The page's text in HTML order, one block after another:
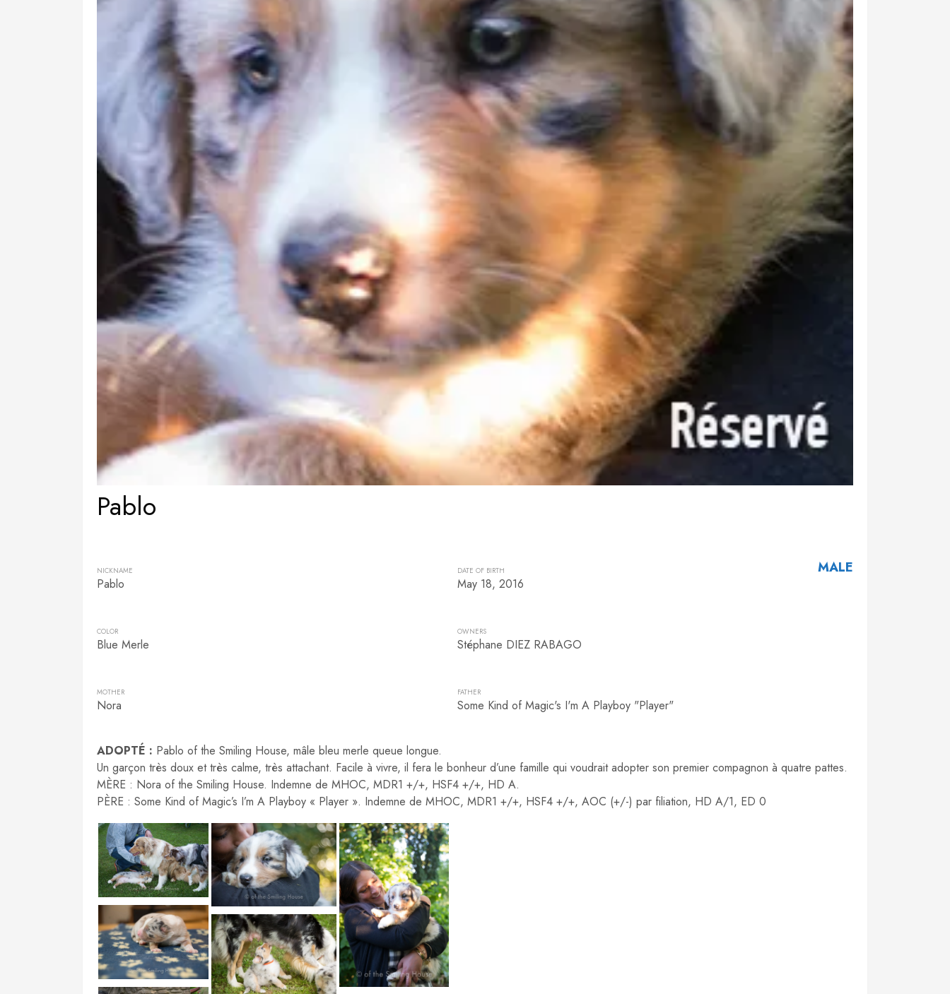
Pablo
MALE
NICKNAME
Pablo
DATE OF BIRTH
May 18, 2016
COLOR
Blue Merle
OWNERS
Stéphane DIEZ RABAGO
MOTHER
Nora
FATHER
Some Kind of Magic's I'm A Playboy "Player"
ADOPTÉ : Pablo of the Smiling House, mâle bleu merle queue longue.
Un garçon très doux et très calme, très attachant. Facile à vivre, il fera le bonheur d’une famille qui voudrait adopter son premier compagnon à quatre pattes.
MÈRE : Nora of the Smiling House. Indemne de MHOC, MDR1 +/+, HSF4 +/+, HD A.
PÈRE : Some Kind of Magic’s I’m A Playboy « Player ». Indemne de MHOC, MDR1 +/+, HSF4 +/+, AOC (+/-) par filiation, HD A/1, ED 0